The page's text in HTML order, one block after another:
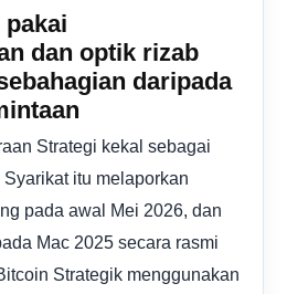
pakai
dan optik rizab
daripada
Strategi kekal sebagai
itu melaporkan
pada awal Mei 2026, dan
Mac 2025 secara rasmi
Strategik menggunakan